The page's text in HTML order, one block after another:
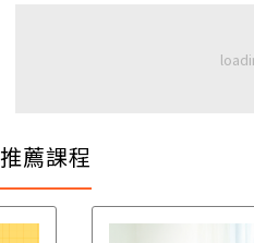
推薦課程